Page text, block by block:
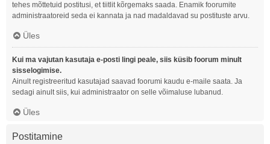
tehes mõttetuid postitusi, et tiitlit kõrgemaks saada. Enamik foorumite
administraatoreid seda ei kannata ja nad madaldavad su postituste arvu.
Üles
Kui ma vajutan kasutaja e-posti lingi peale, siis küsib foorum minult
sisselogimise.
Ainult registreeritud kasutajad saavad foorumi kaudu e-maile saata. Ja
sedagi ainult siis, kui administraator on selle võimaluse lubanud.
Üles
Postitamine